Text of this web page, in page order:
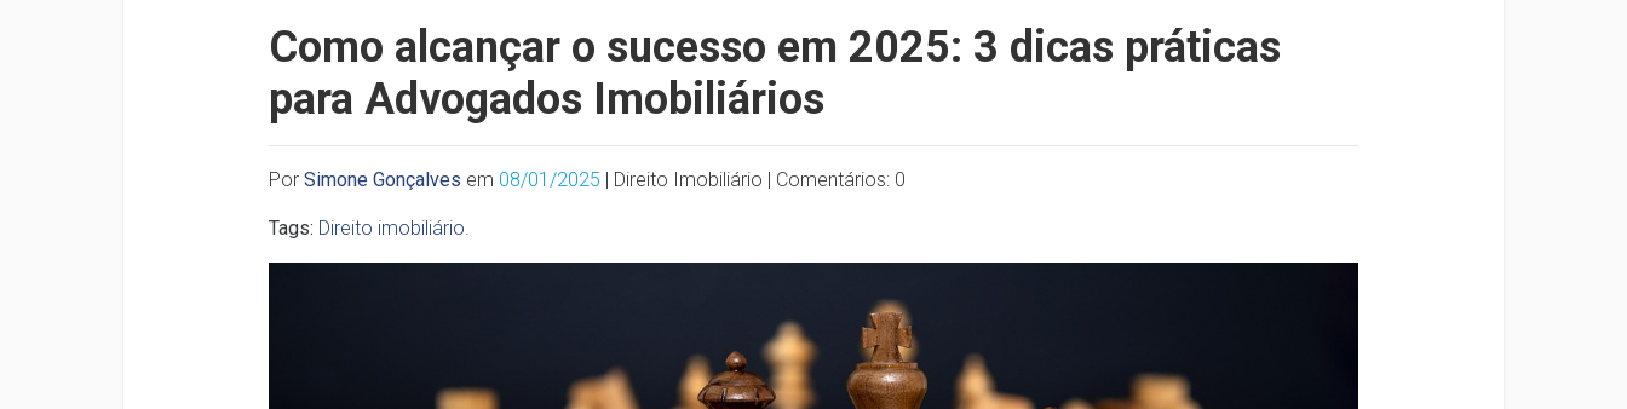
Como alcançar o sucesso em 2025: 3 dicas práticas
para Advogados Imobiliários
Por Simone Gonçalves em 08/01/2025 | Direito Imobiliário | Comentários: 0
Tags: Direito imobiliário.